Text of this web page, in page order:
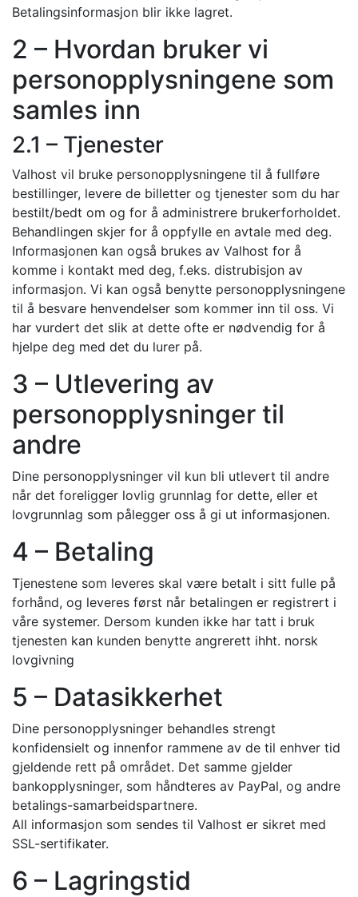
Betalingsinformasjon blir ikke lagret.
2 – Hvordan bruker vi
personopplysningene som
samles inn
2.1 – Tjenester
Valhost vil bruke personopplysningene til å fullføre
bestillinger, levere de billetter og tjenester som du har
bestilt/bedt om og for å administrere brukerforholdet.
Behandlingen skjer for å oppfylle en avtale med deg.
Informasjonen kan også brukes av Valhost for å
komme i kontakt med deg, f.eks. distrubisjon av
informasjon. Vi kan også benytte personopplysningene
til å besvare henvendelser som kommer inn til oss. Vi
har vurdert det slik at dette ofte er nødvendig for å
hjelpe deg med det du lurer på.
3 – Utlevering av
personopplysninger til
andre
Dine personopplysninger vil kun bli utlevert til andre
når det foreligger lovlig grunnlag for dette, eller et
lovgrunnlag som pålegger oss å gi ut informasjonen.
4 – Betaling
Tjenestene som leveres skal være betalt i sitt fulle på
forhånd, og leveres først når betalingen er registrert i
våre systemer. Dersom kunden ikke har tatt i bruk
tjenesten kan kunden benytte angrerett ihht. norsk
lovgivning
5 – Datasikkerhet
Dine personopplysninger behandles strengt
konfidensielt og innenfor rammene av de til enhver tid
gjeldende rett på området. Det samme gjelder
bankopplysninger, som håndteres av PayPal, og andre
betalings-samarbeidspartnere.
All informasjon som sendes til Valhost er sikret med
SSL-sertifikater.
6 – Lagringstid